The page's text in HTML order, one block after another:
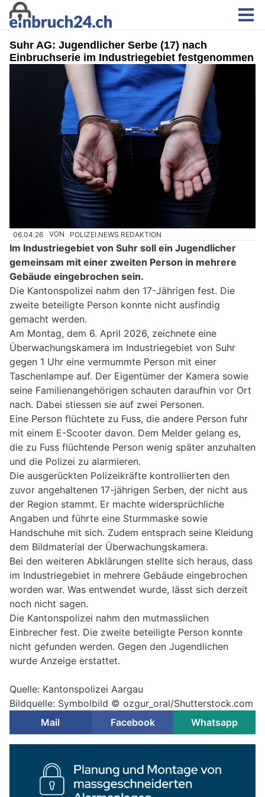
Suhr AG: Jugendlicher Serbe (17) nach
Einbruchserie im Industriegebiet festgenommen
06.04.26 VON POLIZEI.NEWS REDAKTION
Im Industriegebiet von Suhr soll ein Jugendlicher
gemeinsam mit einer zweiten Person in mehrere
Gebäude eingebrochen sein.
Die Kantonspolizei nahm den 17-Jährigen fest. Die
zweite beteiligte Person konnte nicht ausfindig
gemacht werden.
Am Montag, dem 6. April 2026, zeichnete eine
Überwachungskamera im Industriegebiet von Suhr
gegen 1 Uhr eine vermummte Person mit einer
Taschenlampe auf. Der Eigentümer der Kamera sowie
seine Familienangehörigen schauten daraufhin vor Ort
nach. Dabei stiessen sie auf zwei Personen.
Eine Person flüchtete zu Fuss, die andere Person fuhr
mit einem E-Scooter davon. Dem Melder gelang es,
die zu Fuss flüchtende Person wenig später anzuhalten
und die Polizei zu alarmieren.
Die ausgerückten Polizeikräfte kontrollierten den
zuvor angehaltenen 17-jährigen Serben, der nicht aus
der Region stammt. Er machte widersprüchliche
Angaben und führte eine Sturmmaske sowie
Handschuhe mit sich. Zudem entsprach seine Kleidung
dem Bildmaterial der Überwachungskamera.
Bei den weiteren Abklärungen stellte sich heraus, dass
im Industriegebiet in mehrere Gebäude eingebrochen
worden war. Was entwendet wurde, lässt sich derzeit
noch nicht sagen.
Die Kantonspolizei nahm den mutmasslichen
Einbrecher fest. Die zweite beteiligte Person konnte
nicht gefunden werden. Gegen den Jugendlichen
wurde Anzeige erstattet.
Quelle: Kantonspolizei Aargau
Bildquelle: Symbolbild © ozgur_oral/Shutterstock.com
Mail
Facebook Whatsapp